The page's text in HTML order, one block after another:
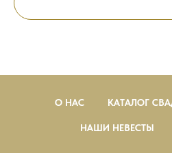
О НАС КАТАЛОГ
НАШИ НЕВЕСТЫ